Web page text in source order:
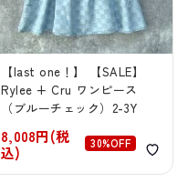
【last one！】 【SALE】
Rylee + Cru ワンピース
（ブルーチェック）2-3Y
8,008円(税
込)
30%OFF